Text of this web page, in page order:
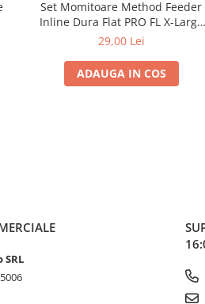
Set Momitoare Method Feeder
Inline Dura Flat PRO FL X-Large
60g-70g-80g | PRO FL
29,00 Lei
ADAUGA IN COS
SRL